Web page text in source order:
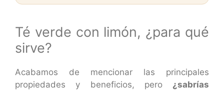
Té verde con limón, ¿para qué
sirve?
Acabamos de mencionar las principales
propiedades y beneficios, pero ¿sabrías